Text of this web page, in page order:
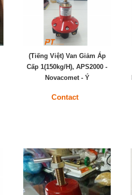
(Tiếng Việt) Van Giảm Áp
Cấp 1(150kg/h), APS2000 -
Novacomet - Ý
Contact